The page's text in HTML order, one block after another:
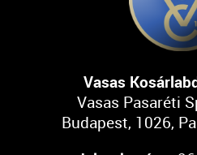
Vasas
Vasas Pasaréti
Budapest, 1026,